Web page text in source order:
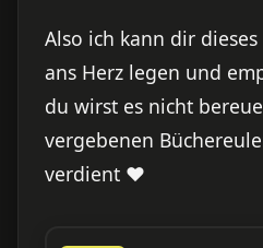
Also ich kann dir
ans Herz legen und
du wirst es nicht
vergebenen
verdient ♥